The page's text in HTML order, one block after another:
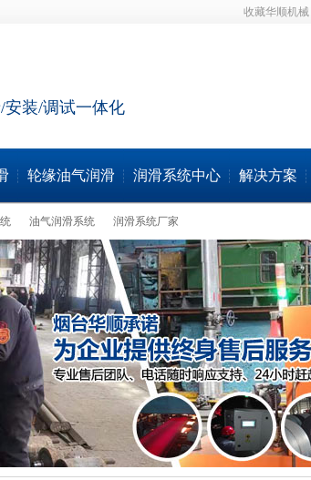
收藏华顺机械
装/调试一体化
轮缘油气润滑 润滑系统中心 解决方案
油气润滑系统 润滑系统厂家